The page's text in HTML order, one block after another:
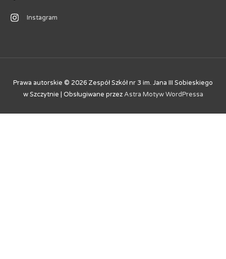
Instagram
Prawa autorskie © 2026 Zespół Szkół nr 3 im. Jana III Sobieskiego
w Szczytnie | Obsługiwane przezAstra Motyw WordPressa